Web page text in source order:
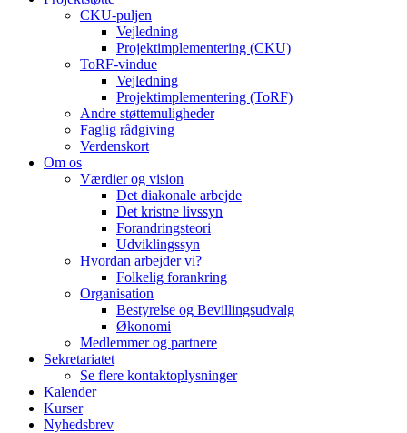
CKU-puljen
Vejledning
Projektimplementering (CKU)
ToRF-vindue
Vejledning
Projektimplementering (ToRF)
Andre støttemuligheder
Faglig rådgiving
Verdenskort
Om os
Værdier og vision
Det diakonale arbejde
Det kristne livssyn
Forandringsteori
Udviklingssyn
Hvordan arbejder vi?
Folkelig forankring
Organisation
Bestyrelse og Bevillingsudvalg
Økonomi
Medlemmer og partnere
Sekretariatet
Se flere kontaktoplysninger
Kalender
Kurser
Nyhedsbrev